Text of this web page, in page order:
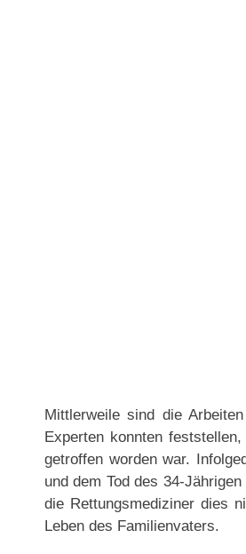
Mittlerweile sind die
Experten konnten
getroffen worden war.
und dem Tod des 34-
die Rettungsmediziner dies
Leben des Familienvaters.